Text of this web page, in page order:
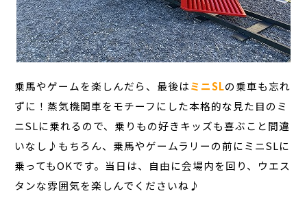
乗馬やゲームを楽しんだら、最後はミニSLの乗車も忘れ
ずに！蒸気機関車をモチーフにした本格的な見た目のミ
ニSLに乗れるので、乗りもの好きキッズも喜ぶこと間違
いなし♪もちろん、乗馬やゲームラリーの前にミニSLに
乗ってもOKです。当日は、自由に会場内を回り、ウエス
タンな雰囲気を楽しんでくださいね♪